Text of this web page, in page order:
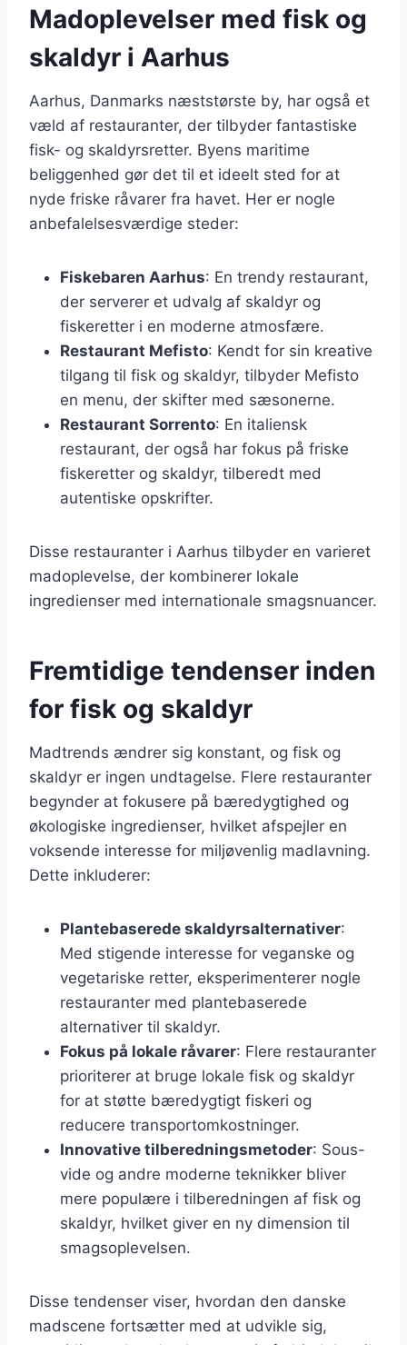
Madoplevelser med fisk og
skaldyr i Aarhus
Aarhus, Danmarks næststørste by, har også et
væld af restauranter, der tilbyder fantastiske
fisk- og skaldyrsretter. Byens maritime
beliggenhed gør det til et ideelt sted for at
nyde friske råvarer fra havet. Her er nogle
anbefalelsesværdige steder:
Fiskebaren Aarhus: En trendy restaurant,
der serverer et udvalg af skaldyr og
fiskeretter i en moderne atmosfære.
Restaurant Mefisto: Kendt for sin kreative
tilgang til fisk og skaldyr, tilbyder Mefisto
en menu, der skifter med sæsonerne.
Restaurant Sorrento: En italiensk
restaurant, der også har fokus på friske
fiskeretter og skaldyr, tilberedt med
autentiske opskrifter.
Disse restauranter i Aarhus tilbyder en varieret
madoplevelse, der kombinerer lokale
ingredienser med internationale smagsnuancer.
Fremtidige tendenser inden
for fisk og skaldyr
Madtrends ændrer sig konstant, og fisk og
skaldyr er ingen undtagelse. Flere restauranter
begynder at fokusere på bæredygtighed og
økologiske ingredienser, hvilket afspejler en
voksende interesse for miljøvenlig madlavning.
Dette inkluderer:
Plantebaserede skaldyrsalternativer:
Med stigende interesse for veganske og
vegetariske retter, eksperimenterer nogle
restauranter med plantebaserede
alternativer til skaldyr.
Fokus på lokale råvarer: Flere restauranter
prioriterer at bruge lokale fisk og skaldyr
for at støtte bæredygtigt fiskeri og
reducere transportomkostninger.
Innovative tilberedningsmetoder: Sous-
vide og andre moderne teknikker bliver
mere populære i tilberedningen af fisk og
skaldyr, hvilket giver en ny dimension til
smagsoplevelsen.
Disse tendenser viser, hvordan den danske
madscene fortsætter med at udvikle sig,